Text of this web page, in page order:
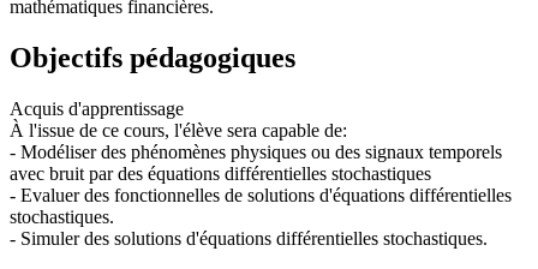
mathématiques financières.
Objectifs pédagogiques
Acquis d'apprentissage
À l'issue de ce cours, l'élève sera capable de:
- Modéliser des phénomènes physiques ou des signaux temporels
avec bruit par des équations différentielles stochastiques
- Evaluer des fonctionnelles de solutions d'équations différentielles
stochastiques.
- Simuler des solutions d'équations différentielles stochastiques.